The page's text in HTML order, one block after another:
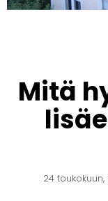
Mitä
24 toukokuun,